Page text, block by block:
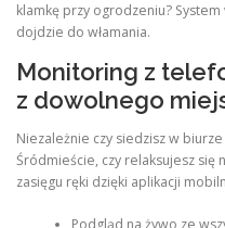
klamkę przy ogrodzeniu?
dojdzie do włamania.
Monitoring z
z dowolnego
Niezależnie czy siedzisz w
Śródmieście, czy relaksujesz
zasięgu ręki dzięki aplikacji
Podgląd na żywo ze